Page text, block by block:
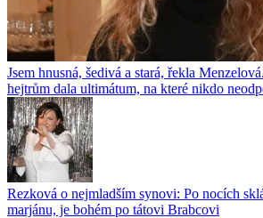
Jsem hnusná, šedivá a stará, řekla
hejtrům dala ultimátum, na které nikdo
Rezková o nejmladším synovi: Po nocích
marjánu, je bohém po tátovi Brabcovi